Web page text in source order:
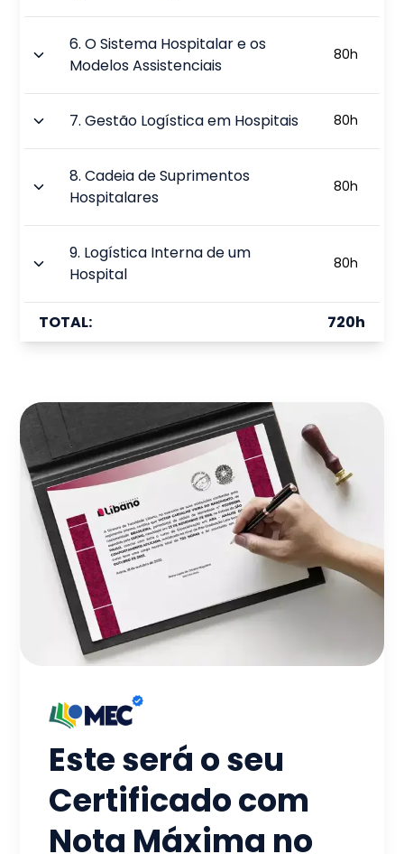
6.O Sistema Hospitalar e os
Modelos Assistenciais
80h
7.Gestão Logística em Hospitais 80h
8.Cadeia de Suprimentos
Hospitalares
80h
9. Logística Interna de um
Hospital
80h
TOTAL: 720h
Este será o seu
Certificado com
Nota Máxima no